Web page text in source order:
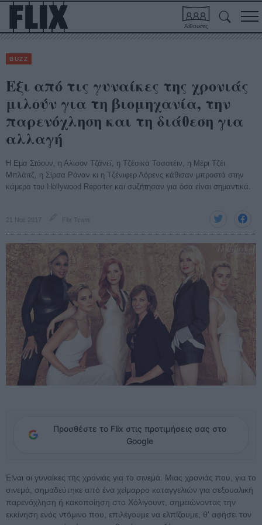
Αίθουσες
BUZZ
Εξι από τις γυναίκες της χρονιάς
μιλούν για τη βιομηχανία, την
παρενόχληση και τη διάθεση για
αλλαγή
Η Εμα Στόουν, η Αλισον Τζάνεϊ, η Τζέσικα Τσαστέιν, η Μέρι Τζέι
Μπλάιτζ, η Σίρσα Ρόναν κι η Τζένιφερ Λόρενς κάθισαν μπροστά στην
κάμερα του Hollywood Reporter και συζήτησαν για όσα είναι σημαντικά.
21 Νοέ 2017 Flix Team
Προσθέστε το Flix στις προτιμήσεις σας στο
Google
Είναι οι γυναίκες της χρονιάς για το σινεμά. Μιας χρονιάς που, για το
σινεμά, σημαδεύτηκε από ένα χείμαρρο καταγγελιών για σεξουαλική
παρενόχληση ή κακοποίηση στο Χόλιγουντ, σημειώνοντας την
εκκίνηση ενός ντόμινο που, επιλέγουμε να ελπίζουμε, θ' αφήσει τον